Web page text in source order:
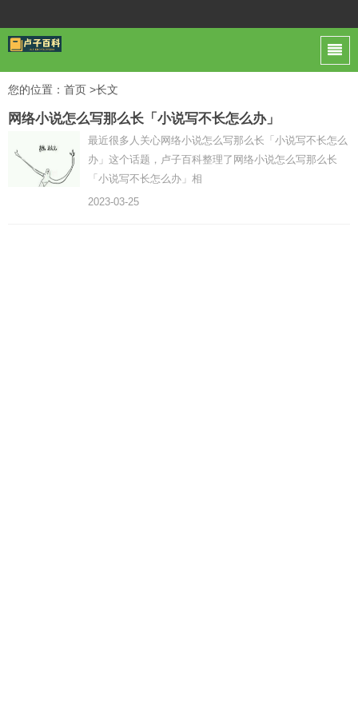
您的位置： 首页 >长文
网络小说怎么写那么长「小说写不长怎么办」
最近很多人关心网络小说怎么写那么长「小说写不长怎么
办」这个话题，卢子百科整理了网络小说怎么写那么长
「小说写不长怎么办」相
2023-03-25